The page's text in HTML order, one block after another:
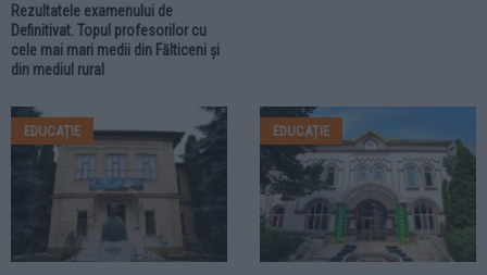
Rezultatele examenului de
Definitivat. Topul profesorilor cu
cele mai mari medii din Fălticeni și
din mediul rural
EDUCAȚIE EDUCAȚIE